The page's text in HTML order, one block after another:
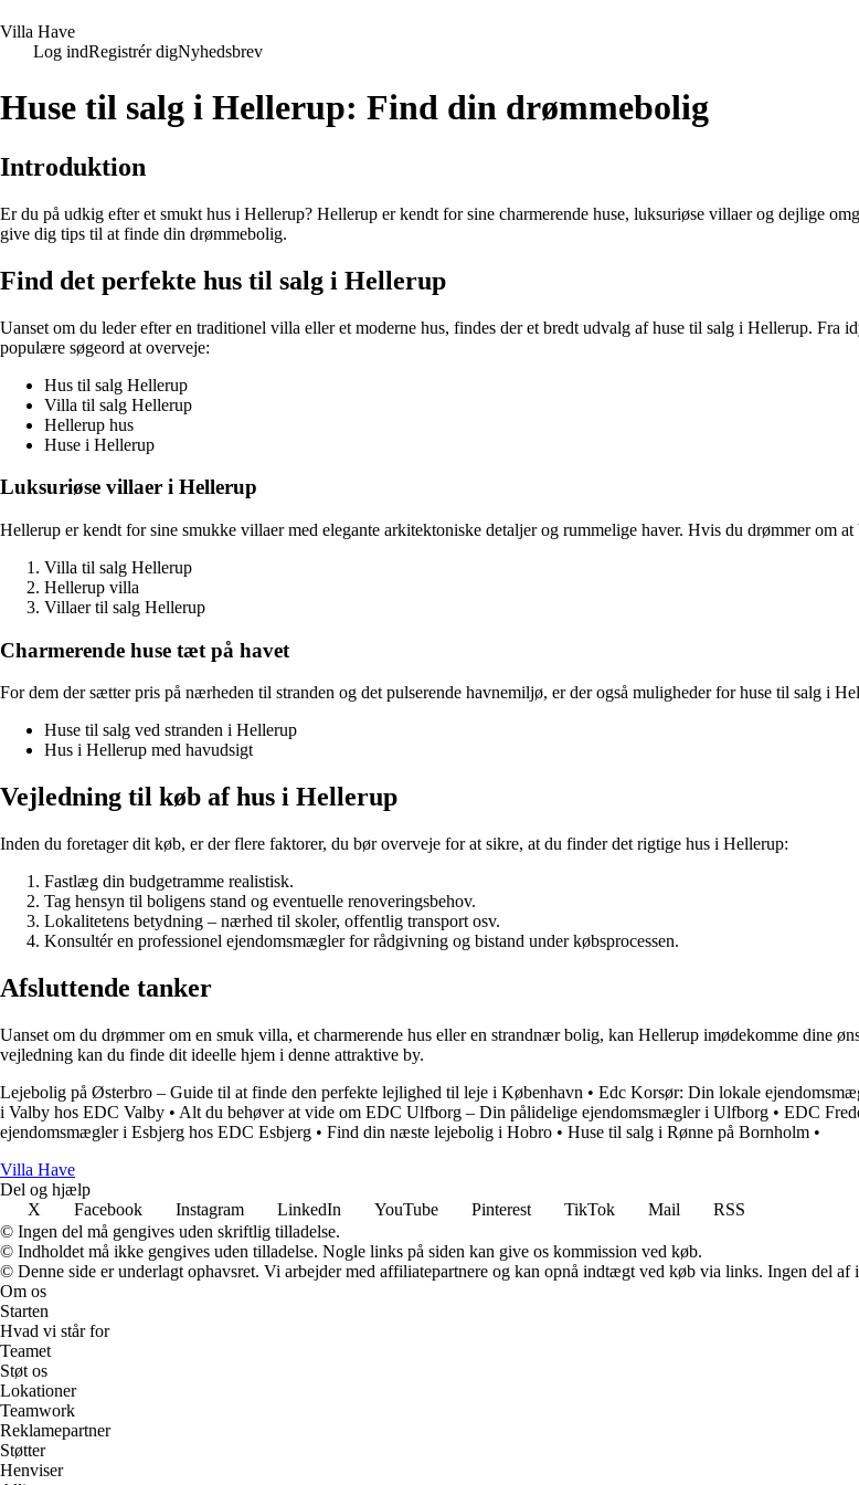
Villa Have
Log indRegistrér digNyhedsbrev
Huse til salg i Hellerup: Find din drømmebolig
Introduktion
Er du på udkig efter et smukt hus i Hellerup? Hellerup er kendt for sine charmerende huse, luksuriøse villaer og dejlige
give dig tips til at finde din drømmebolig.
Find det perfekte hus til salg i Hellerup
Uanset om du leder efter en traditionel villa eller et moderne hus, findes der et bredt udvalg af huse til salg i Hellerup.
populære søgeord at overveje:
Hus til salg Hellerup
Villa til salg Hellerup
Hellerup hus
Huse i Hellerup
Luksuriøse villaer i Hellerup
Hellerup er kendt for sine smukke villaer med elegante arkitektoniske detaljer og rummelige haver. Hvis du drømmer om
Villa til salg Hellerup
Hellerup villa
Villaer til salg Hellerup
Charmerende huse tæt på havet
For dem der sætter pris på nærheden til stranden og det pulserende havnemiljø, er der også muligheder for huse til salg i
Huse til salg ved stranden i Hellerup
Hus i Hellerup med havudsigt
Vejledning til køb af hus i Hellerup
Inden du foretager dit køb, er der flere faktorer, du bør overveje for at sikre, at du finder det rigtige hus i Hellerup:
Fastlæg din budgetramme realistisk.
Tag hensyn til boligens stand og eventuelle renoveringsbehov.
Lokalitetens betydning – nærhed til skoler, offentlig transport osv.
Konsultér en professionel ejendomsmægler for rådgivning og bistand under købsprocessen.
Afsluttende tanker
Uanset om du drømmer om en smuk villa, et charmerende hus eller en strandnær bolig, kan Hellerup imødekomme dine
vejledning kan du finde dit ideelle hjem i denne attraktive by.
Lejebolig på Østerbro – Guide til at finde den perfekte lejlighed til leje i København • Edc Korsør: Din lokale
i Valby hos EDC Valby • Alt du behøver at vide om EDC Ulfborg – Din pålidelige ejendomsmægler i Ulfborg • EDC
ejendomsmægler i Esbjerg hos EDC Esbjerg • Find din næste lejebolig i Hobro • Huse til salg i Rønne på Bornholm •
Villa Have
Del og hjælp
X
Facebook Instagram LinkedIn YouTube Pinterest TikTok Mail
RSS
© Ingen del må gengives uden skriftlig tilladelse.
© Indholdet må ikke gengives uden tilladelse. Nogle links på siden kan give os kommission ved køb.
© Denne side er underlagt ophavsret. Vi arbejder med affiliatepartnere og kan opnå indtægt ved køb via links. Ingen del af
Om os
Starten
Hvad vi står for
Teamet
Støt os
Lokationer
Teamwork
Reklamepartner
Støtter
Henviser